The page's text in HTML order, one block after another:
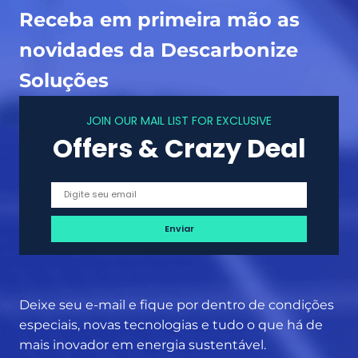
e
a
p
l
a
õ
e
a
q
u
o
d
e
s
r
q
u
e
Receba em primeira mão as
novidades da Descarbonize
Soluções
JOIN OUR MAIL LIST FOR EXCLUSIVE
Offers & Crazy Deal
Deixe seu e-mail e fique por dentro de condições
especiais, novas tecnologias e tudo o que há de
mais inovador em energia sustentável.